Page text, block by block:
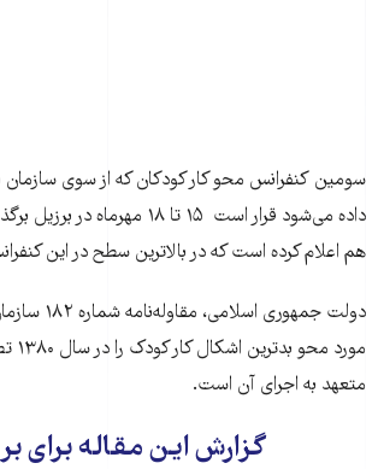
سومین کنفرانس محو کار کودکان که از سوی سازمان
داده می‌شود قرار است ۱۵ تا ۱۸
هم اعلام کرده است که در بالاترین سطح در این
دولت جمهوری
متعهد به اجرای آن است.
گزارش این مقاله برای